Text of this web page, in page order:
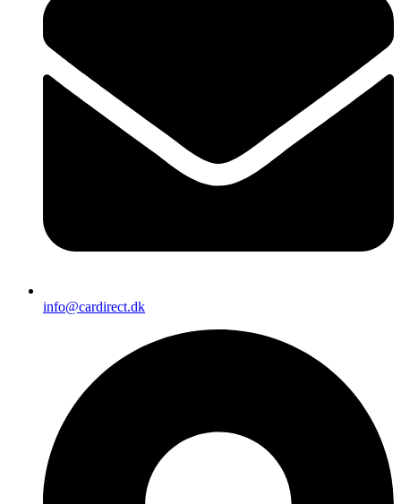
info@cardirect.dk